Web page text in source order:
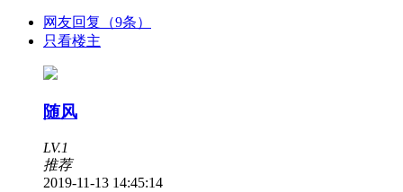
网友回复（9条）
只看楼主
随风
LV.1
推荐
2019-11-13 14:45:14